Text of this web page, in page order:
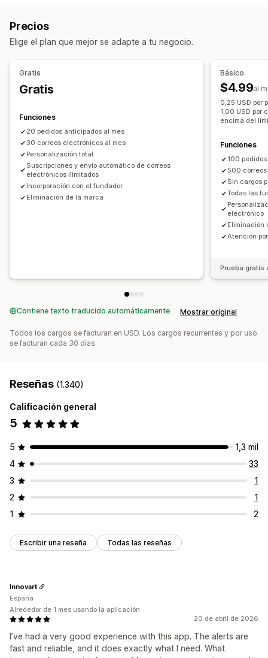
Personalización
Texto personalizado
Notificaciones de correo electrónico
Múltiples idiomas
Opciones de pago
Depósitos
Pagos parciales
Pagos diferidos Calendario de pagos
Recordatorios de pago Descuentos Carrito mixto
Pago manual
Envío dividido
Disponibilidad de existencias
Múltiples idiomas Correo electrónico Agotado
Botón de notificación
Listas de espera
Informes y estadísticas
Demanda del cliente Informes de inventario
Informes de rendimiento Previsión de ventas
Seguimiento de inventario
Precios
Elige el plan que mejor se adapte a tu negocio.
Gratis
Gratis
Funciones
20 pedidos anticipados al mes
30 correos electrónicos al mes
Personalización total
Suscripciones y envío automático de correos
electrónicos ilimitados
Incorporación con el fundador
Eliminación de la marca
Básico
$4.99al
0,25 USD por
1,00 USD por
encima del
Funciones
100
500
Sin cargos
Todas las
electrónico
Eliminación
Atención
Prueba gratis
Contiene texto traducido automáticamente Mostrar original
Todos los cargos se facturan en USD. Los cargos recurrentes y por uso
se facturan cada 30 días.
Reseñas (1.340)
Calificación general
5
5
1,3 mil
4
33
3
1
2
1
1
2
Escribir una reseña Todas las reseñas
20 de abril de 2026
I’ve had a very good experience with this app. The alerts are
fast and reliable, and it does exactly what I need. What
Innovart
España
Alrededor de 1 mes usando la aplicación